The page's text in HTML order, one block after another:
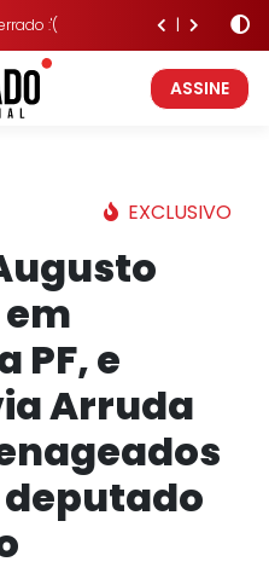
:'(
ASSINE
EXCLUSIVO
PF, e
Arruda